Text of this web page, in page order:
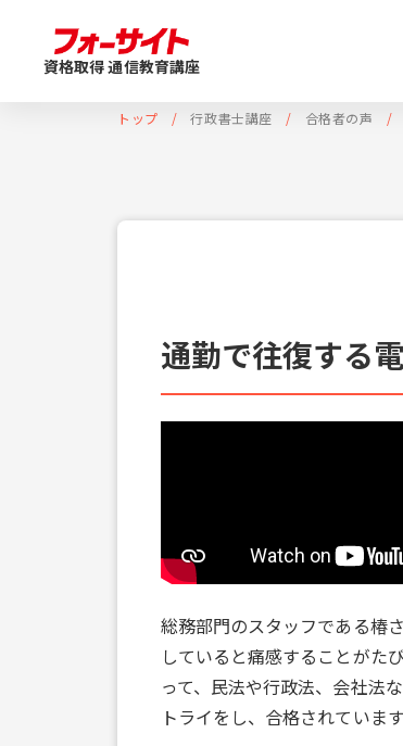
資格取得 通信教育講座
トップ 行政書士講座 合格者の声
通勤で往復する
総務部門のスタッフである椿
していると痛感することがた
って、民法や行政法、会社法
トライをし、合格されています